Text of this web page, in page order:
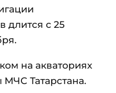
длится с 25
на акваториях
МЧС Татарстана.